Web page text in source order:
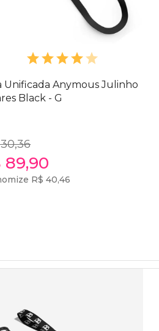
Unificada Anymous Julinho
Black - G
89,90
R$ 40,46